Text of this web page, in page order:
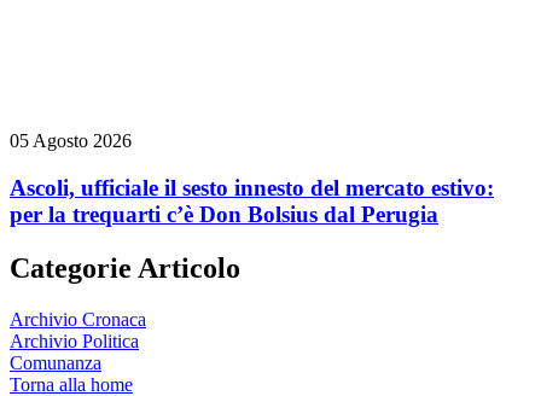
05 Agosto 2026
Ascoli, ufficiale il sesto innesto del mercato estivo:
per la trequarti c’è Don Bolsius dal Perugia
Categorie Articolo
Archivio Cronaca
Archivio Politica
Comunanza
Torna alla home